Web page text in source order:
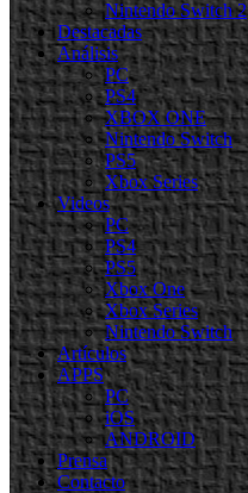
Nintendo Switch 2
Destacadas
Análisis
PC
PS4
XBOX ONE
Nintendo Switch
PS5
Xbox Series
Videos
PC
PS4
PS5
Xbox One
Xbox Series
Nintendo Switch
Artículos
APPS
PC
iOS
ANDROID
Prensa
Contacto